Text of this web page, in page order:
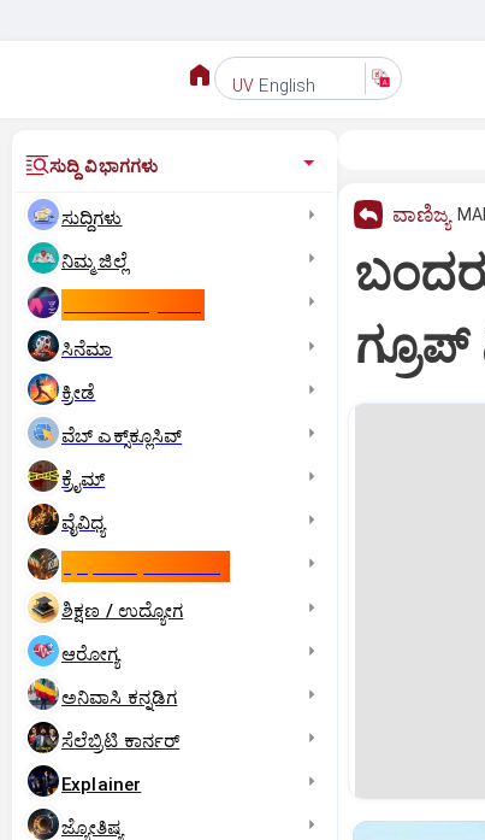
UV English
ಸುದ್ದಿ ವಿಭಾಗಗಳು
ಸುದ್ದಿಗಳು
ನಿಮ್ಮ ಜಿಲ್ಲೆ
ಸಿನೆಮಾ
ಕ್ರೀಡೆ
ವೆಬ್ ಎಕ್ಸ್‌ಕ್ಲೂಸಿವ್
ಕ್ರೈಮ್
ವೈವಿಧ್ಯ
ಶಿಕ್ಷಣ / ಉದ್ಯೋಗ
ಆರೋಗ್ಯ
ಅನಿವಾಸಿ ಕನ್ನಡಿಗ
ಸೆಲೆಬ್ರಿಟಿ ಕಾರ್ನರ್‌
Explainer
ಜ್ಯೋತಿಷ್ಯ
ವಾಣಿಜ್ಯ